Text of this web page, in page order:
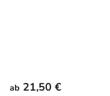
ab 21,50 €